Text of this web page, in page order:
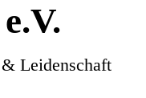
Leidenschaft